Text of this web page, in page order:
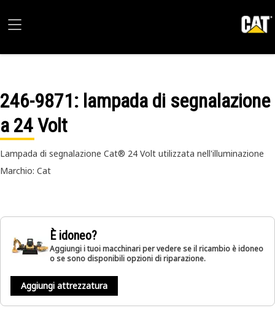
246-9871: lampada di segnalazione
a 24 Volt
Lampada di segnalazione Cat® 24 Volt utilizzata nell'illuminazione
Marchio: Cat
È idoneo?
Aggiungi i tuoi macchinari per vedere se il ricambio è idoneo
o se sono disponibili opzioni di riparazione.
Aggiungi attrezzatura